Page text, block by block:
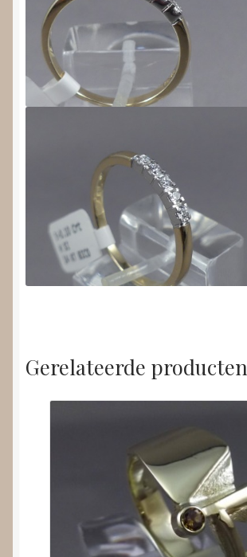
Gerelateerde producten